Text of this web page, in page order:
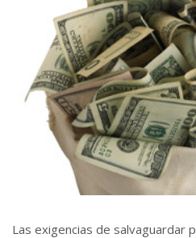
Las exigencias de salvaguardar